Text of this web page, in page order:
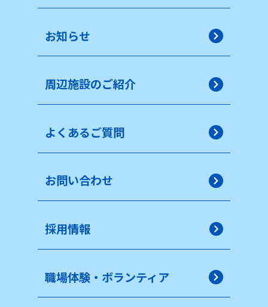
お知らせ
周辺施設のご紹介
よくあるご質問
お問い合わせ
採用情報
職場体験・ボランティア